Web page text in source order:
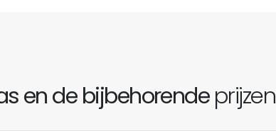
en de bijbehorendeprijzen